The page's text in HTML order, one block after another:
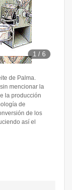
1 /6
de Palma.
mencionar la
la producción
de
de los
así el